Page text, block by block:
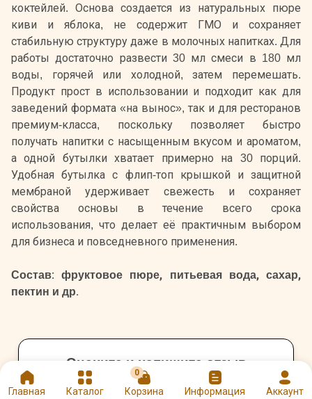
Главная Каталог
0
Корзина Информация Аккаунт
коктейлей. Основа создается из натуральных пюре
киви и яблока, не содержит ГМО и сохраняет
стабильную структуру даже в молочных напитках. Для
работы достаточно развести 30 мл смеси в 180 мл
воды, горячей или холодной, затем перемешать.
Продукт прост в использовании и подходит как для
заведений формата «на вынос», так и для ресторанов
премиум-класса, поскольку позволяет быстро
получать напитки с насыщенным вкусом и ароматом,
а одной бутылки хватает примерно на 30 порций.
Удобная бутылка с флип-топ крышкой и защитной
мембраной удерживает свежесть и сохраняет
свойства основы в течение всего срока
использования, что делает её практичным выбором
для бизнеса и повседневного применения.
Состав: фруктовое пюре, питьевая вода, сахар,
пектин и др.
Оцените и напишите отзыв
★ ★ ★ ★ ★